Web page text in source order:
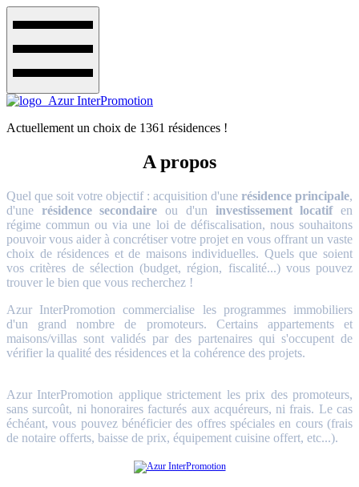
Actuellement un choix de 1361 résidences !
A propos
Quel que soit votre objectif : acquisition d'une résidence principale,
d'une résidence secondaire ou d'un investissement locatifen
régime commun ou via une loi de défiscalisation, nous souhaitons
pouvoir vous aider à concrétiser votre projet en vous offrant un vaste
choix de résidences et de maisons individuelles. Quels que soient
vos critères de sélection (budget, région, fiscalité...) vous pouvez
trouver le bien que vous recherchez !
Azur InterPromotion commercialise les programmes immobiliers
d'un grand nombre de promoteurs. Certains appartements et
maisons/villas sont validés par des partenaires qui s'occupent de
vérifier la qualité des résidences et la cohérence des projets.
Azur InterPromotion applique strictement les prix des promoteurs,
sans surcoût, ni honoraires facturés aux acquéreurs, ni frais. Le cas
échéant, vous pouvez bénéficier des offres spéciales en cours (frais
de notaire offerts, baisse de prix, équipement cuisine offert, etc...).